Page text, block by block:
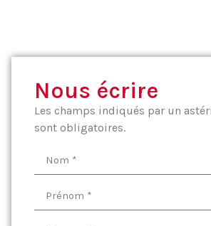
Nous écrire
Les champs indiqués par un
sont obligatoires.